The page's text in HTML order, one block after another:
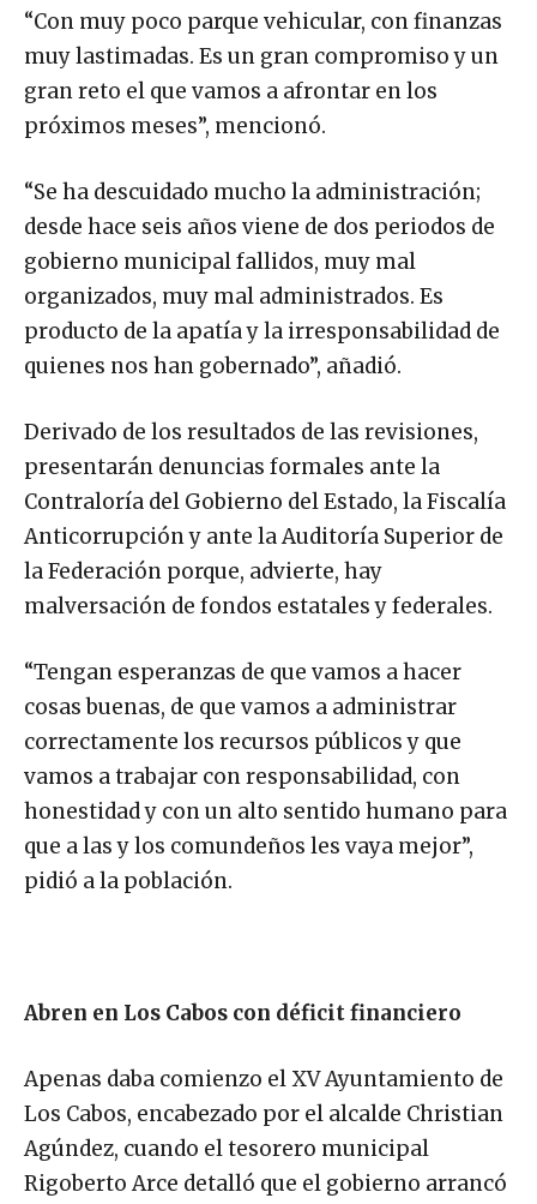
“Con muy poco parque vehicular, con finanzas
muy lastimadas. Es un gran compromiso y un
gran reto el que vamos a afrontar en los
próximos meses”, mencionó.
“Se ha descuidado mucho la administración;
desde hace seis años viene de dos periodos de
gobierno municipal fallidos, muy mal
organizados, muy mal administrados. Es
producto de la apatía y la irresponsabilidad de
quienes nos han gobernado”, añadió.
Derivado de los resultados de las revisiones,
presentarán denuncias formales ante la
Contraloría del Gobierno del Estado, la Fiscalía
Anticorrupción y ante la Auditoría Superior de
la Federación porque, advierte, hay
malversación de fondos estatales y federales.
“Tengan esperanzas de que vamos a hacer
cosas buenas, de que vamos a administrar
correctamente los recursos públicos y que
vamos a trabajar con responsabilidad, con
honestidad y con un alto sentido humano para
que a las y los comundeños les vaya mejor”,
pidió a la población.
Abren en Los Cabos con déficit financiero
Apenas daba comienzo el XV Ayuntamiento de
Los Cabos, encabezado por el alcalde Christian
Agúndez, cuando el tesorero municipal
Rigoberto Arce detalló que el gobierno arrancó